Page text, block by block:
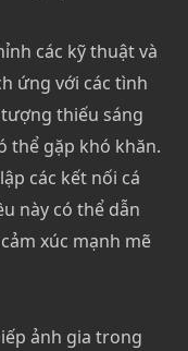
các kỹ thuật và
ứng với các tình
thiếu sáng
thể gặp khó khăn.
các kết nối cá
này có thể dẫn
xúc mạnh mẽ
ảnh gia trong